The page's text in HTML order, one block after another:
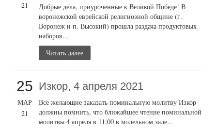
21
Добрые дела, приуроченные к Великой Победе! В
воронежской еврейской религиозной общине (г.
Воронеж и п. Высокий) прошла раздача продуктовых
наборов...
Читать далее
25
МАР
21
Изкор, 4 апреля 2021
Все желающие заказать поминальную молитву Изкор
должны помнить, что ближайшее чтение поминальной
молитвы 4 апреля в 11:00 в молельном зале...